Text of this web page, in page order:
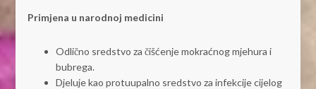
Primjena u narodnoj medicini
Odlično sredstvo za čišćenje mokraćnog mjehura i
bubrega.
Djeluje kao protuupalno sredstvo za infekcije cijelog